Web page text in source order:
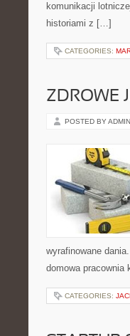
komunikacji
historiami z […]
CATEGORIES:
ZDROWE
POSTED BY ADMIN
wyrafinowane
domowa
CATEGORIES: